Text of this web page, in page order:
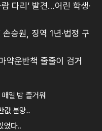
다리’ 발견…어린 학생·
승원, 징역 1년·법정 구
약운반책 줄줄이 검거